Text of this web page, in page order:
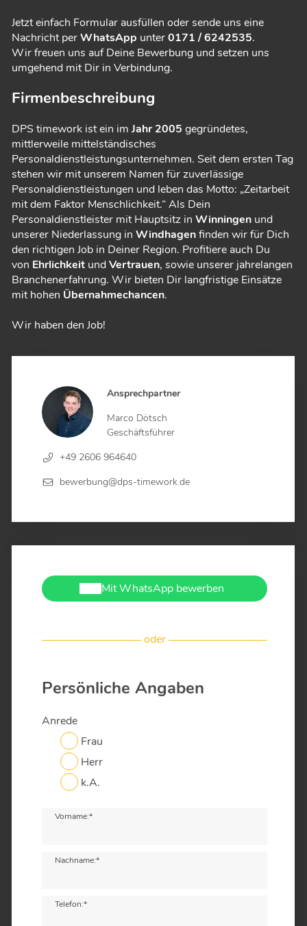
Ansprechpartner
Marco Dötsch
Geschäftsführer
+49 2606 964640
bewerbung@dps-timework.de
Mit WhatsApp bewerben
oder
Persönliche Angaben
Anrede
Frau
Herr
k.A.
Vorname:*
Nachname:*
Telefon:*
Jetzt einfach Formular ausfüllen oder sende uns eine
Nachricht perWhatsApp unter0171 / 6242535.
Wir freuen uns auf Deine Bewerbung und setzen uns
umgehend mit Dir in Verbindung.
Firmenbeschreibung
DPS timework ist ein im Jahr 2005 gegründetes,
mittlerweile mittelständisches
Personaldienstleistungsunternehmen. Seit dem ersten Tag
stehen wir mit unserem Namen für zuverlässige
Personaldienstleistungen und leben das Motto: „Zeitarbeit
mit dem Faktor Menschlichkeit.“ Als Dein
Personaldienstleister mit Hauptsitz in Winningen und
unserer Niederlassung in Windhagenfinden wir für Dich
den richtigen Job in Deiner Region. Profitiere auch Du
von Ehrlichkeit und Vertrauen, sowie unserer jahrelangen
Branchenerfahrung. Wir bieten Dir langfristige Einsätze
mit hohen Übernahmechancen.
Wir haben den Job!